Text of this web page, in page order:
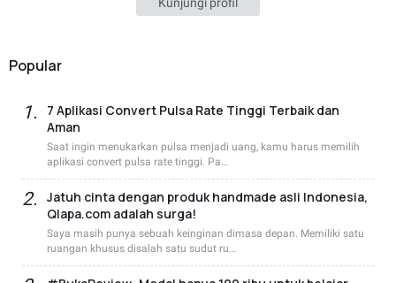
Popular
7 Aplikasi Convert Pulsa Rate Tinggi Terbaik dan
Aman
Saat ingin menukarkan pulsa menjadi uang, kamu harus memilih
aplikasi convert pulsa rate tinggi. Pa…
Jatuh cinta dengan produk handmade asli Indonesia,
Qlapa.com adalah surga!
Saya masih punya sebuah keinginan dimasa depan. Memiliki satu
ruangan khusus disalah satu sudut ru…